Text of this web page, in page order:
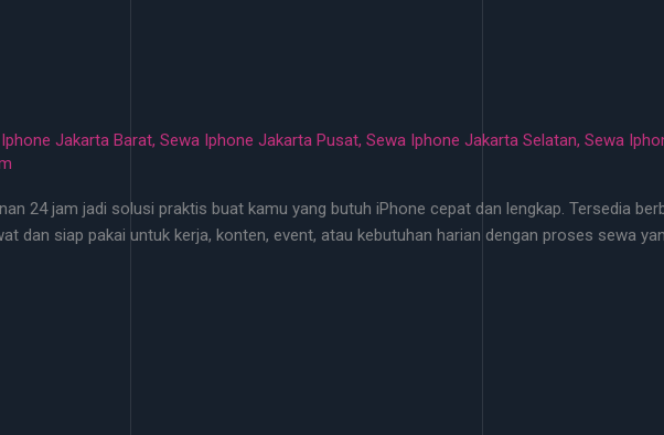
Jakarta Barat, Sewa Iphone Jakarta Pusat, Sewa Iphone Jakarta Selatan, Sewa
24 jam jadi solusi praktis buat kamu yang butuh iPhone cepat dan lengkap. Tersedia
dan siap pakai untuk kerja, konten, event, atau kebutuhan harian dengan proses sewa